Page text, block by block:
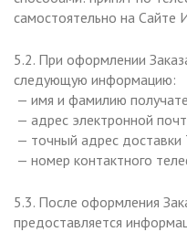
самостоятельно на Сайте
5.2. При оформлении
следующую информацию:
— имя и фамилию
— адрес электронной
— точный адрес доставки
— номер контактного
5.3. После оформления
предоставляется